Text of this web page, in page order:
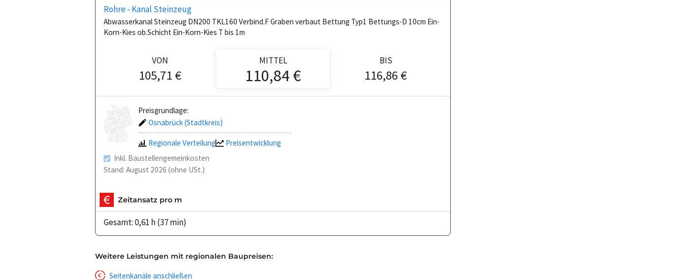
Rohre - Kanal Steinzeug
Abwasserkanal Steinzeug DN200 TKL160 Verbind.F Graben verbaut Bettung Typ1 Bettungs-D 10cm Ein-
Korn-Kies ob.Schicht Ein-Korn-Kies T bis 1m
VON
105,71 €
MITTEL
110,84 €
BIS
116,86 €
Preisgrundlage:
Osnabrück (Stadtkreis)
Regionale Verteilung
Preisentwicklung
Inkl. Baustellengemeinkosten
Stand: August 2026 (ohne USt.)
Zeitansatz pro m
Gesamt: 0,61 h (37 min)
Weitere Leistungen mit regionalen Baupreisen:
Seitenkanäle anschließen